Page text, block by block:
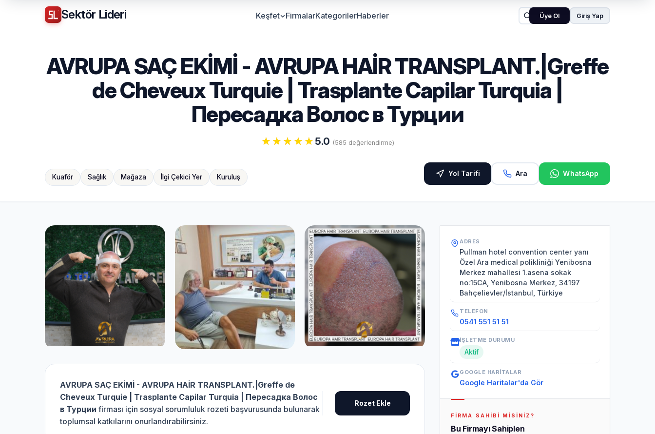
Sektör Lideri Keşfet FirmalarKategorilerHaberler Üye Ol Giriş Yap
AVRUPA SAÇ EKİMİ - AVRUPA HAİR TRANSPLANT.|Greffe
de Cheveux Turquie | Trasplante Capilar Turquia |
Пересадка Волос в Турции
5.0 (585 değerlendirme)
Kuaför Sağlık Mağaza İlgi Çekici Yer Kuruluş Yol Tarifi Ara WhatsApp
AVRUPA SAÇ EKİMİ - AVRUPA HAİR TRANSPLANT.|Greffe de
Cheveux Turquie | Trasplante Capilar Turquia | Пересадка Волос
в Турции firması için sosyal sorumluluk rozeti başvurusunda bulunarak
toplumsal katkılarını onurlandırabilirsiniz.
Rozet Ekle
ADRES
Pullman hotel convention center yanı
Özel Ara medical polikliniği Yenibosna
Merkez mahallesi 1.asena sokak
no:15CA, Yenibosna Merkez, 34197
Bahçelievler/İstanbul, Türkiye
TELEFON
0541 551 51 51
İŞLETME DURUMU
Aktif
GOOGLE HARITALAR
Google Haritalar'da Gör
FIRMA SAHIBI MISINIZ?
Bu Firmayı Sahiplen